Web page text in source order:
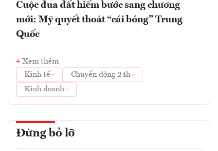
Cuộc đua đất hiếm bước sang chương
mới: Mỹ quyết thoát “cái bóng” Trung
Quốc
Xem thêm
Kinh tế
Chuyển động 24h
Kinh doanh
Đừng bỏ lỡ